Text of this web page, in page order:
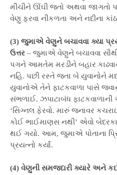
મીંચીને ઊંઘી જતો અથવા જાગતો
વેણુ ફરવા નીકળતા અને નદીના
(3) જુમાએ વેણુને બચાવવા ક્યા
ઉત્તર – જુમાએ વેણુને બચાવવા
પગને આમતેમ મરડીને બહાર
નહિ. પછી રસ્તે જતા બે યુવાનોને
યુવાનોએ તેને ફાટકવાળા પાસે
સંભળાઈ. ઝપાટાબંધ
‘સિગ્નલ ફેરવો. મારું જનાવર
કોઈ ભાઈમાણસ નથી’ એવો
થઈ ગયો. આમ, જુમાએ પોતાના
પ્રયત્નો કર્યાં.
(4) વેણુની સમજદારી ક્યારે અને